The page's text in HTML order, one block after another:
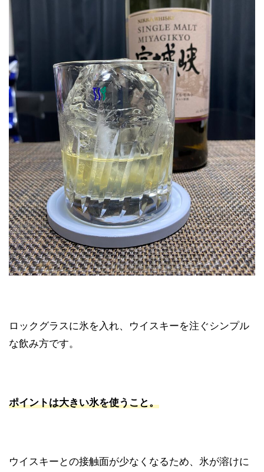
ロックグラスに氷を入れ、ウイスキーを注ぐシンプル
な飲み方です。
ポイントは大きい氷を使うこと。
ウイスキーとの接触面が少なくなるため、氷が溶けに